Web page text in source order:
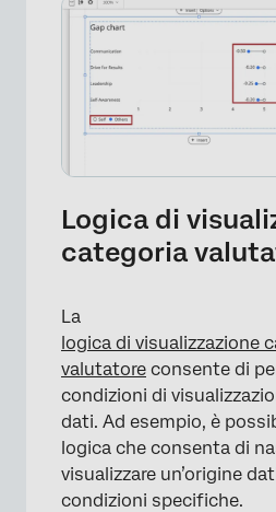
Logica di
categoria
La
logica di visualizzazione
valutatore consente di
condizioni di
dati. Ad esempio, è
logica che consenta di
visualizzare un’origine
condizioni specifiche.